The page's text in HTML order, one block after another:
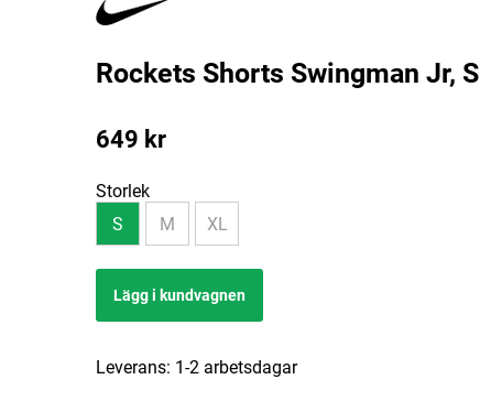
Rockets Shorts Swingman Jr, S
649 kr
Storlek
S
M XL
Lägg i kundvagnen
Leverans: 1-2 arbetsdagar